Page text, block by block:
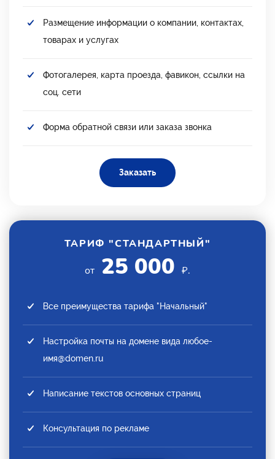
Размещение информации о компании, контактах,
товарах и услугах
Фотогалерея, карта проезда, фавикон, ссылки на
соц. сети
Форма обратной связи или заказа звонка
Заказать
ТАРИФ "СТАНДАРТНЫЙ"
от 25 000 ₽.
Все преимущества тарифа "Начальный"
Настройка почты на домене вида любое-
имя@domen.ru
Написание текстов основных страниц
Консультация по рекламе